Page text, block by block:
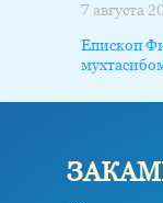
7 августа
Епископ